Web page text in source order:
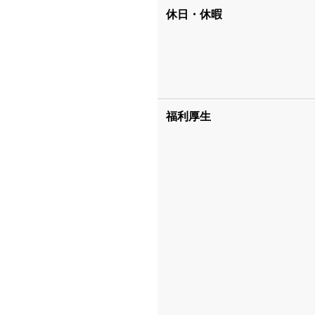
休日・休暇
福利厚生